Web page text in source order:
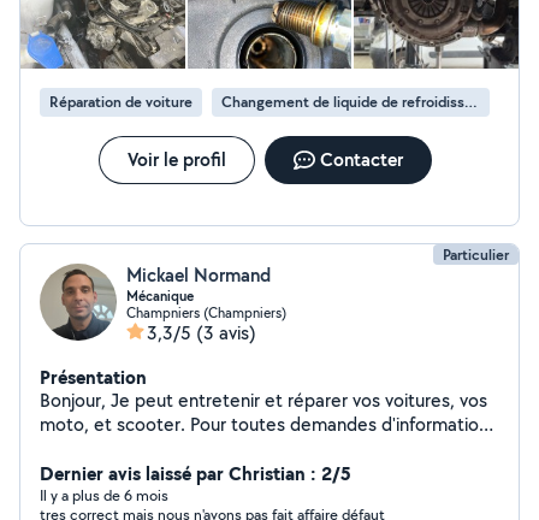
Réparation de voiture Changement de liquide de refroidissement
Voir le profil Contacter
Particulier
Mickael Normand
Mécanique
Champniers (Champniers)
3,3/5 (3 avis)
Présentation
Bonjour, Je peut entretenir et réparer vos voitures, vos
moto, et scooter. Pour toutes demandes d'informations
Dernier avis laissé par Christian : 2/5
Il y a plus de 6 mois
tres correct mais nous n'avons pas fait affaire défaut